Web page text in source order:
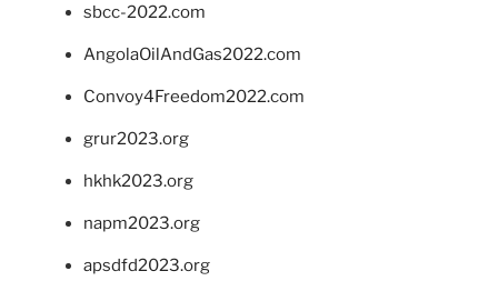
sbcc-2022.com
AngolaOilAndGas2022.com
Convoy4Freedom2022.com
grur2023.org
hkhk2023.org
napm2023.org
apsdfd2023.org